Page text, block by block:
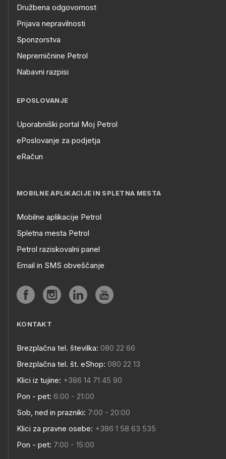
Družbena odgovornost
Prijava nepravilnosti
Sponzorstva
Nepremičnine Petrol
Nabavni razpisi
EPOSLOVANJE
Uporabniški portal Moj Petrol
ePoslovanje za podjetja
eRačun
MOBILNE APLIKACIJE IN SPLETNA MESTA
Mobilne aplikacije Petrol
Spletna mesta Petrol
Petrol raziskovalni panel
Email in SMS obveščanje
KONTAKT
Brezplačna tel. številka: 080 22 66
Brezplačna tel. št. eShop: 080 22 13
Klici iz tujine: +386 14 71 45 90
Pon - pet: 6:00 - 21:00
Sob, ned in prazniki: 7:00 - 20:00
Klici za pravne osebe: +386 1 58 63 535
Pon - pet: 7:00 - 15:00